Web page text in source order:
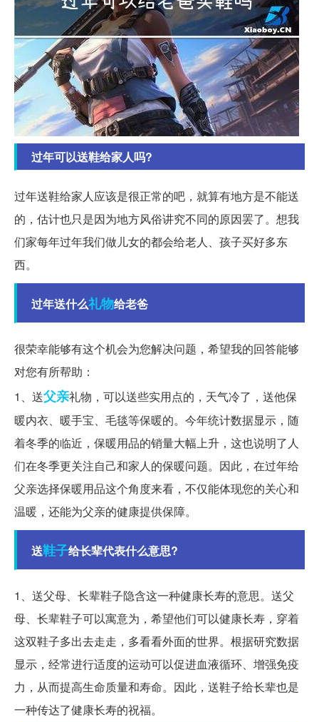
过年可以送鞋给家人吗?
过年送鞋给家人应该是很正常的吧，就算有地方是不能送
的，估计也只是因为地方风俗讲究不同的原因罢了。想我
们家每年过年我们做儿女的都会给老人、孩子买好多东
西。
过年送什么礼物给老爸
很荣幸能够有这个机会为您解决问题，希望我的回答能够
对您有所帮助：
1、送父亲礼物，可以送些实用点的，天气冷了，送他保
暖内衣、暖手宝、毛毯等保暖的。今年统计数据显示，随
着冬季的临近，保暖用品的销量大幅上升，这也说明了人
们在冬季更关注自己和家人的保暖问题。因此，在过年给
父亲选择保暖用品这个角度来看，不仅能体现您的关心和
温暖，还能为父亲的健康提供保障。
送鞋子给长辈代表什么意思?
1、送父母、长辈鞋子隐含这一种健康长寿的意思。送父
母、长辈鞋子可以寓意为，希望他们可以健康长寿，穿着
这双鞋子多出去走走，多看看外面的世界。根据研究数据
显示，经常进行适度的运动可以促进血液循环、增强免疫
力，从而提高生命质量和寿命。因此，送鞋子给长辈也是
一种传达了健康长寿的祝福。